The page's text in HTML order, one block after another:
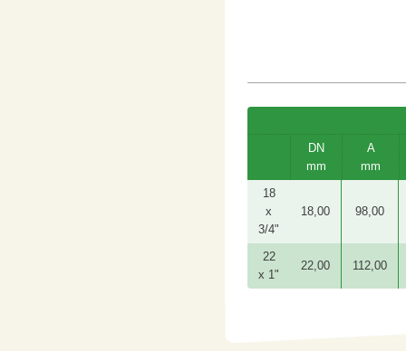
DN
mm
A
mm
18
x
3/4"
18,00 98,00
22
x 1"
22,00 112,00